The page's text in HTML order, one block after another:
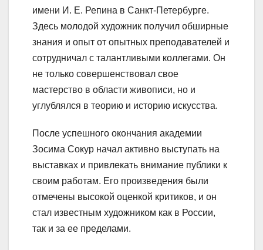
имени И. Е. Репина в Санкт-Петербурге.
Здесь молодой художник получил обширные
знания и опыт от опытных преподавателей и
сотрудничал с талантливыми коллегами. Он
не только совершенствовал свое
мастерство в области живописи, но и
углублялся в теорию и историю искусства.
После успешного окончания академии
Зосима Сокур начал активно выступать на
выставках и привлекать внимание публики к
своим работам. Его произведения были
отмечены высокой оценкой критиков, и он
стал известным художником как в России,
так и за ее пределами.